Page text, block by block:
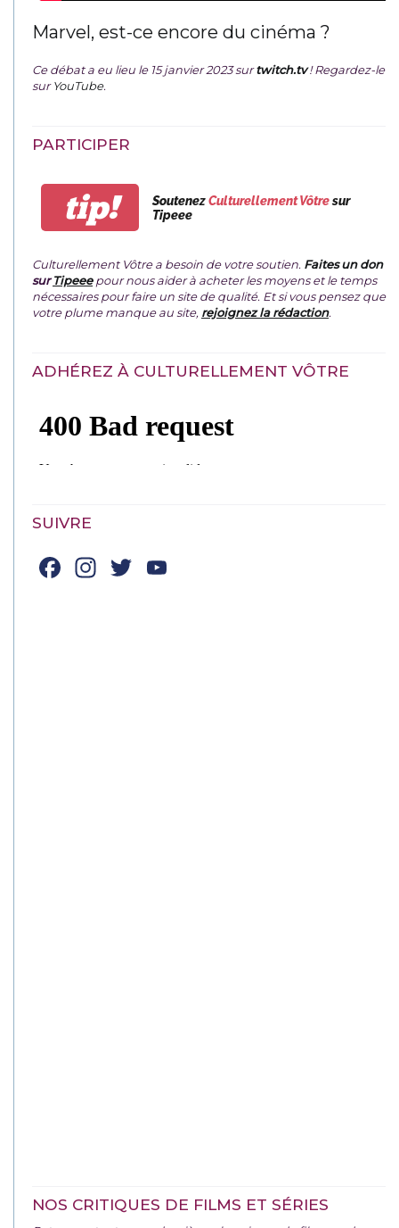
Marvel, est-ce encore du cinéma ?
Ce débat a eu lieu le 15 janvier 2023 surtwitch.tv ! Regardez-le
surYouTube.
PARTICIPER
tip! SoutenezCulturellement Vôtresur
Tipeee
Culturellement Vôtre a besoin de votre soutien. Faites un don
surTipeeepour nous aider à acheter les moyens et le temps
nécessaires pour faire un site de qualité. Et si vous pensez que
votre plume manque au site, rejoignez la rédaction.
ADHÉREZ À CULTURELLEMENT VÔTRE
SUIVRE
Facebook
Instagram
Twitter
NOS CRITIQUES DE FILMS ET SÉRIES